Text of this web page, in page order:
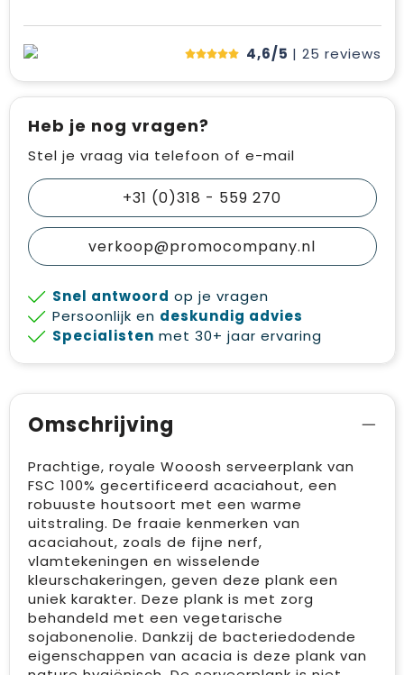
4,6/5 | 25 reviews
Heb je nog vragen?
Stel je vraag via telefoon of e-mail
+31 (0)318 - 559 270
verkoop@promocompany.nl
Snel antwoord op je vragen
Persoonlijk en deskundig advies
Specialisten met 30+ jaar ervaring
Omschrijving
Prachtige, royale Wooosh serveerplank van
FSC 100% gecertificeerd acaciahout, een
robuuste houtsoort met een warme
uitstraling. De fraaie kenmerken van
acaciahout, zoals de fijne nerf,
vlamtekeningen en wisselende
kleurschakeringen, geven deze plank een
uniek karakter. Deze plank is met zorg
behandeld met een vegetarische
sojabonenolie. Dankzij de bacteriedodende
eigenschappen van acacia is deze plank van